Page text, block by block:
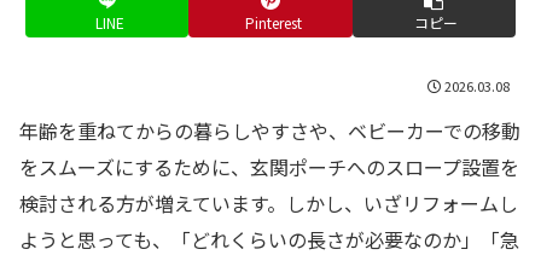
LINE Pinterest コピー
2026.03.08
年齢を重ねてからの暮らしやすさや、ベビーカーでの移動
をスムーズにするために、玄関ポーチへのスロープ設置を
検討される方が増えています。しかし、いざリフォームし
ようと思っても、「どれくらいの長さが必要なのか」「急